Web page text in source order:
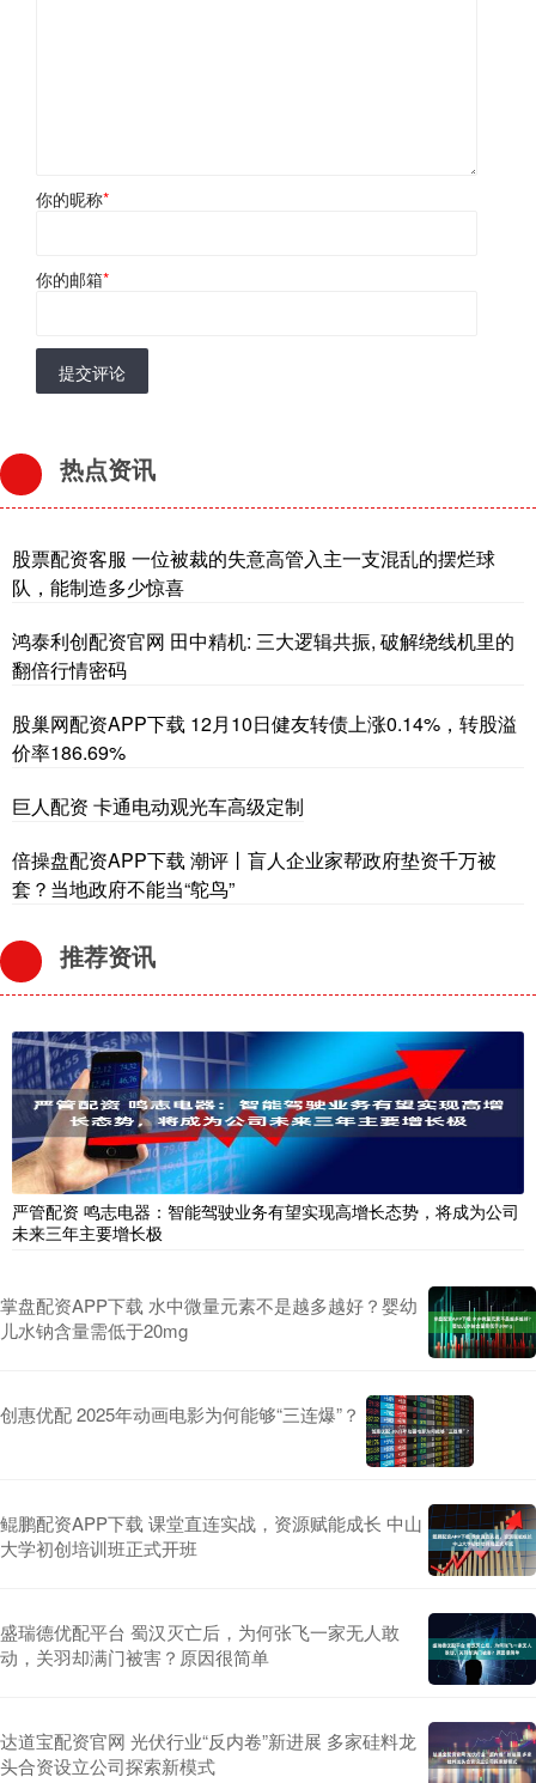
你的昵称*
你的邮箱*
提交评论
热点资讯
股票配资客服 一位被裁的失意高管入主一支混乱的摆烂球
队，能制造多少惊喜
鸿泰利创配资官网 田中精机: 三大逻辑共振, 破解绕线机里的
翻倍行情密码
股巢网配资APP下载 12月10日健友转债上涨0.14%，转股溢
价率186.69%
巨人配资 卡通电动观光车高级定制
倍操盘配资APP下载 潮评丨盲人企业家帮政府垫资千万被
套？当地政府不能当“鸵鸟”
推荐资讯
严管配资 鸣志电器：智能驾驶业务有望实现高增长态势，将成为公司
未来三年主要增长极
掌盘配资APP下载 水中微量元素不是越多越好？婴幼
儿水钠含量需低于20mg
创惠优配 2025年动画电影为何能够“三连爆”？
鲲鹏配资APP下载 课堂直连实战，资源赋能成长 中山
大学初创培训班正式开班
盛瑞德优配平台 蜀汉灭亡后，为何张飞一家无人敢
动，关羽却满门被害？原因很简单
达道宝配资官网 光伏行业“反内卷”新进展 多家硅料龙
头合资设立公司探索新模式